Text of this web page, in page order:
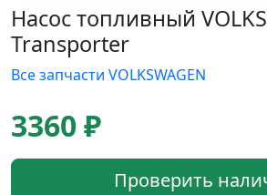
Насос топливный
Transporter
Все запчасти VOLKSWAGEN
3360 ₽
Проверить